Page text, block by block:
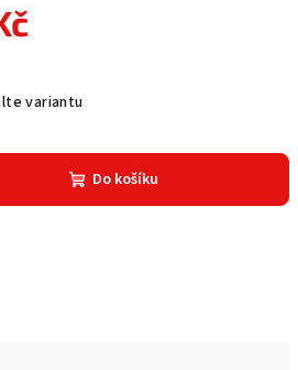
variantu
Do košíku